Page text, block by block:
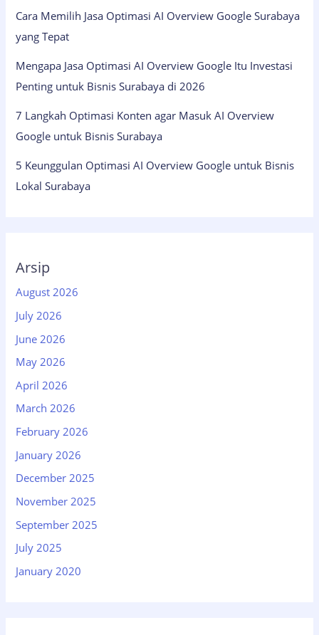
Cara Memilih Jasa Optimasi AI Overview Google Surabaya
yang Tepat
Mengapa Jasa Optimasi AI Overview Google Itu Investasi
Penting untuk Bisnis Surabaya di 2026
7 Langkah Optimasi Konten agar Masuk AI Overview
Google untuk Bisnis Surabaya
5 Keunggulan Optimasi AI Overview Google untuk Bisnis
Lokal Surabaya
Arsip
August 2026
July 2026
June 2026
May 2026
April 2026
March 2026
February 2026
January 2026
December 2025
November 2025
September 2025
July 2025
January 2020